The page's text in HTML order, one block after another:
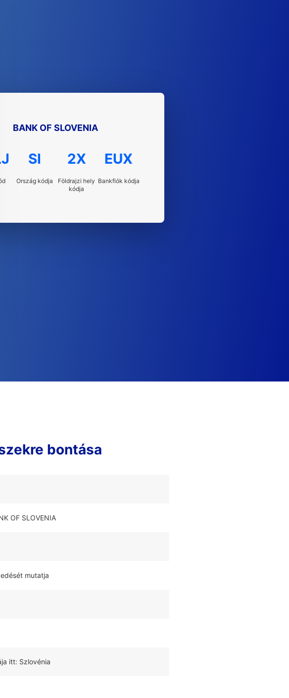
BANK OF SLOVENIA
SI
Ország kódja
2X
Földrajzi hely
kódja
EUX
Bankfiók kódja
bontása
OF SLOVENIA
mutatja
itt: Szlovénia